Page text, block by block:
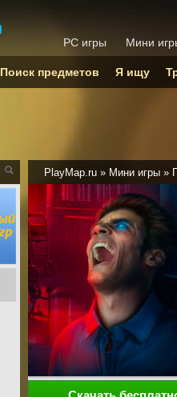
PlayMap.ru » Мини игры »
PC игры Мини
Поиск предметов Я ищу